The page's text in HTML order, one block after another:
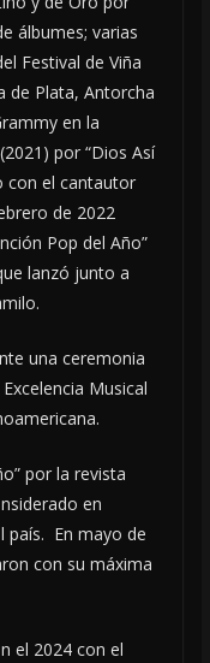
álbumes; varias
Festival de Viña
de Plata, Antorcha
en la
por “Dios Así
con el cantautor
de 2022
Pop del Año”
lanzó junto a
una ceremonia
Musical
por la revista
en
país. En mayo de
con su máxima
el 2024 con el